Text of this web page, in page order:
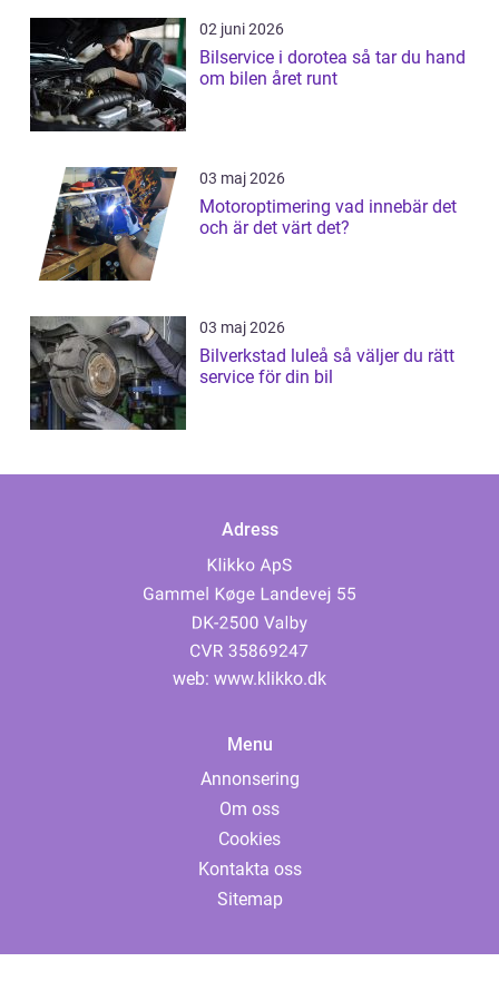
02 juni 2026
Bilservice i dorotea så tar du hand
om bilen året runt
03 maj 2026
Motoroptimering vad innebär det
och är det värt det?
03 maj 2026
Bilverkstad luleå så väljer du rätt
service för din bil
Adress
web: www.klikko.dk
Menu
Annonsering
Om oss
Cookies
Kontakta oss
Sitemap